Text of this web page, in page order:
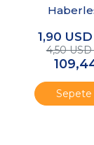
1,90
4,50
Sepete